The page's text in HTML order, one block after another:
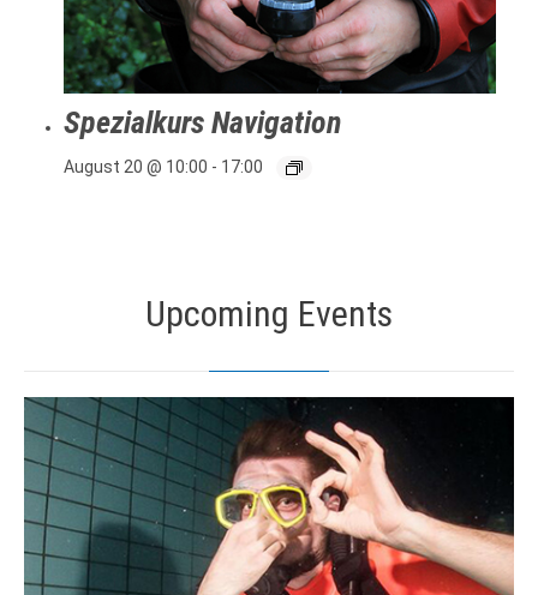
Spezialkurs Navigation
August 20 @ 10:00 - 17:00
Upcoming Events